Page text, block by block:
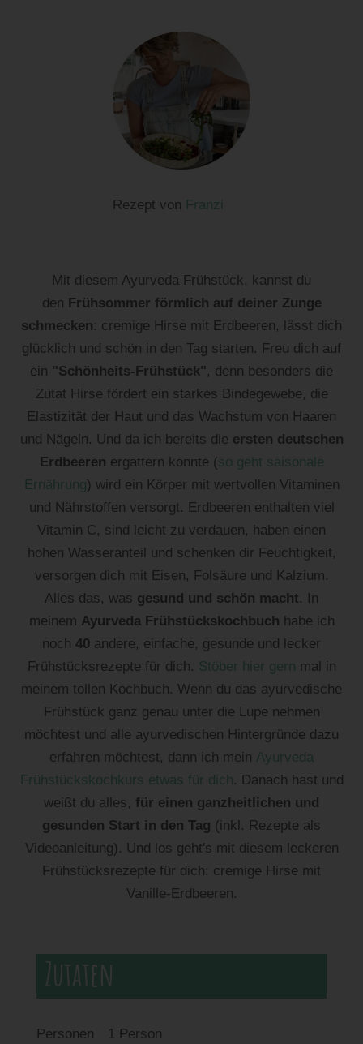
Rezept von Franzi
Mit diesem Ayurveda Frühstück, kannst du
den Frühsommer förmlich auf deiner Zunge
schmecken: cremige Hirse mit Erdbeeren, lässt dich
glücklich und schön in den Tag starten. Freu dich auf
ein "Schönheits-Frühstück", denn besonders die
Zutat Hirse fördert ein starkes Bindegewebe, die
Elastizität der Haut und das Wachstum von Haaren
und Nägeln. Und da ich bereits die ersten deutschen
Erdbeeren ergattern konnte (so geht saisonale
Ernährung) wird ein Körper mit wertvollen Vitaminen
und Nährstoffen versorgt. Erdbeeren enthalten viel
Vitamin C, sind leicht zu verdauen, haben einen
hohen Wasseranteil und schenken dir Feuchtigkeit,
versorgen dich mit Eisen, Folsäure und Kalzium.
Alles das, was gesund und schön macht. In
meinem Ayurveda Frühstückskochbuch habe ich
noch 40 andere, einfache, gesunde und lecker
Frühstücksrezepte für dich. Stöber hier gern mal in
meinem tollen Kochbuch. Wenn du das ayurvedische
Frühstück ganz genau unter die Lupe nehmen
möchtest und alle ayurvedischen Hintergründe dazu
erfahren möchtest, dann ich mein Ayurveda
Frühstückskochkurs etwas für dich. Danach hast und
weißt du alles, für einen ganzheitlichen und
gesunden Start in den Tag (inkl. Rezepte als
Videoanleitung). Und los geht's mit diesem leckeren
Frühstücksrezepte für dich: cremige Hirse mit
Vanille-Erdbeeren.
Zutaten
Personen 1 Person